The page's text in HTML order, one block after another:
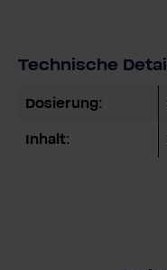
Technische
Dosierung:
Inhalt: